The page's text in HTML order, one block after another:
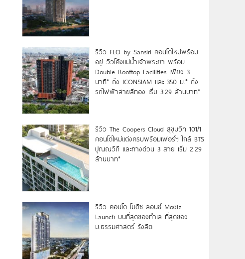
รีวิว FLO by Sansiri คอนโดใหม่พร้อม
อยู่ วิวโค้งแม่น้ำเจ้าพระยา พร้อม
Double Rooftop Facilities เพียง 3
นาที* ถึง ICONSIAM และ 350 ม.* ถึง
รถไฟฟ้าสายสีทอง เริ่ม 3.29 ล้านบาท*
รีวิว The Coopers Cloud สุขุมวิท 101/1
คอนโดใหม่แต่งครบพร้อมเฟอร์ฯ ใกล้ BTS
ปุณณวิถี และทางด่วน 3 สาย เริ่ม 2.29
ล้านบาท*
รีวิว คอนโด โมดิซ ลอนซ์ Modiz
Launch บนที่สุดของทำเล ที่สุดของ
ม.ธรรมศาสตร์ รังสิต